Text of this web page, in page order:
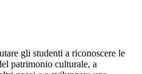
gli studenti a riconoscere le
patrimonio culturale, a